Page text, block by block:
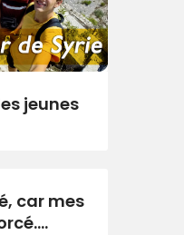
jeunes
car mes